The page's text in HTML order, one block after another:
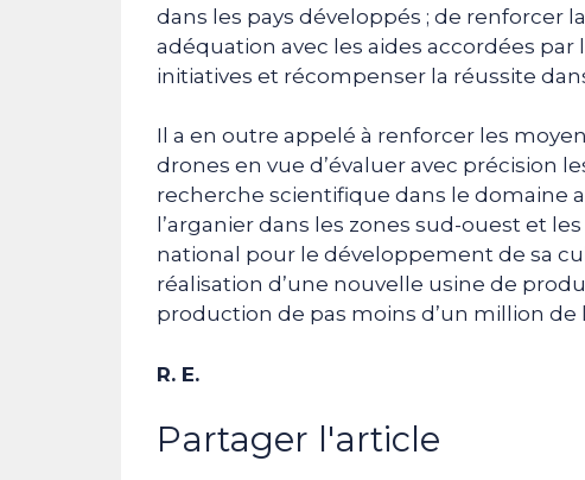
dans les pays développés ; de renforcer
adéquation avec les aides accordées par
initiatives et récompenser la réussite
Il a en outre appelé à renforcer les
drones en vue d’évaluer avec précision
recherche scientifique dans le domaine
l’arganier dans les zones sud-ouest et
national pour le développement de sa
réalisation d’une nouvelle usine de
production de pas moins d’un million de
R. E.
Partager l'article